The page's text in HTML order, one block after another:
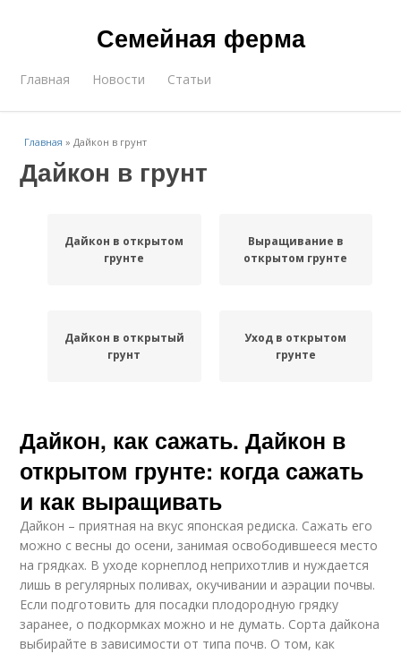
Семейная ферма
Главная Новости Статьи
Главная »Дайкон в грунт
Дайкон в грунт
Дайкон в открытом
грунте
Выращивание в
открытом грунте
Дайкон в открытый
грунт
Уход в открытом
грунте
Дайкон, как сажать. Дайкон в
открытом грунте: когда сажать
и как выращивать
Дайкон – приятная на вкус японская редиска. Сажать его
можно с весны до осени, занимая освободившееся место
на грядках. В уходе корнеплод неприхотлив и нуждается
лишь в регулярных поливах, окучивании и аэрации почвы.
Если подготовить для посадки плодородную грядку
заранее, о подкормках можно и не думать. Сорта дайкона
выбирайте в зависимости от типа почв. О том, как